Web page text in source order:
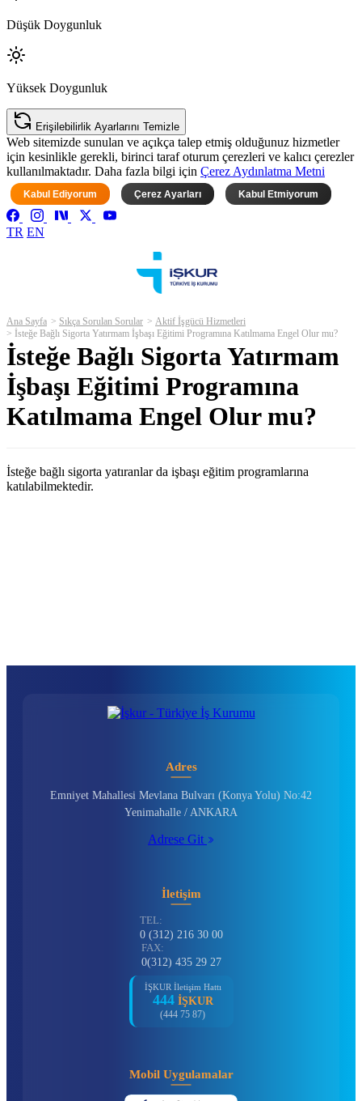
Düşük Doygunluk
Yüksek Doygunluk
Erişilebilirlik Ayarlarını Temizle
Web sitemizde sunulan ve açıkça talep etmiş olduğunuz hizmetler
için kesinlikle gerekli, birinci taraf oturum çerezleri ve kalıcı çerezler
kullanılmaktadır. Daha fazla bilgi için Çerez Aydınlatma Metni
Kabul Ediyorum Çerez Ayarları Kabul Etmiyorum
TR EN
Ana Sayfa Sıkça Sorulan Sorular
Aktif İşgücü Hizmetleri
İsteğe Bağlı Sigorta Yatırmam İşbaşı Eğitimi Programına Katılmama Engel Olur mu?
İsteğe Bağlı Sigorta Yatırmam
İşbaşı Eğitimi Programına
Katılmama Engel Olur mu?
İsteğe bağlı sigorta yatıranlar da işbaşı eğitim programlarına
katılabilmektedir.
Adres
Emniyet Mahallesi Mevlana Bulvarı (Konya Yolu) No:42
Yenimahalle / ANKARA
Adrese Git
İletişim
TEL:
0 (312) 216 30 00
FAX:
0(312) 435 29 27
İŞKUR İletişim Hattı
444 İŞKUR
(444 75 87)
Mobil Uygulamalar